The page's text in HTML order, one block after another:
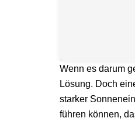
Wenn es darum
Lösung. Doch
starker
führen können,